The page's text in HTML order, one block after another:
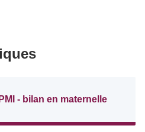
- bilan en maternelle